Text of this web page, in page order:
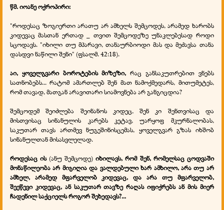
წმ. იოანე ოქროპირი:
"როდესაც ზოგიერთი არათუ არ ამხელს შემცოდეს, არამედ ხარობს
კიდევაც მასთან ერთად _ თვით შემცოდეზე უნაკლებესად როდი
სცოდავს. "იხილი თუ მპარავი, თანაურბიოდი მას და მეძავსა თანა
დასდვი ნაწილი შენი" (ფსალმ. 42:18).
აი, ყოველგვარი ბოროტების მიზეზი, რაც განსაკუთრებით ვნებს
სათნობებს... რატომ ამართლებ შენ მათ ნამოქმედარს, მითუმეტეს,
რომ თავად, მათგან არავითარი სიამოვნება არ განგიცდია?
შემცოდემ შეიძლება შეინანოს კიდეც, შენ კი შენთვისაც და
მისთვისაც სინანულის კარებს კეტავ, უარყოფ მკურნალობას,
საკუთარ თავს ართმევ ნუგეშინისცემას, ყოველგვარ გზას იხშობ
სინანულთან მისასვლელად.
როდესაც ის(ანუ შემცოდე)იხილავს, რომ შენ, რომელსაც ცოდვაში
მონაწილეობა არ მიგიღია და ვალდებული ხარ ამხილო, არა თუ არ
ამხელ, არამედ მფარველობ კიდევაც, და არა თუ მფარველობ,
შეეწევი კიდევაც, ან საკუთარ თავზე რაღას იფიქრებს ან მის მიერ
ჩადენილ საქციელს როგორ შეხედავს?...